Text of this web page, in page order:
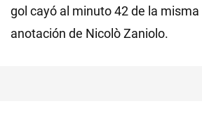
gol cayó al minuto 42 de la
anotación de Nicolò Zaniolo.